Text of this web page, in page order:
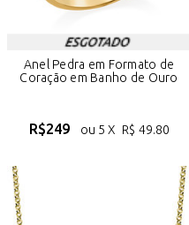
Anel Pedra em Formato de
Coração em Banho de Ouro
R$249 ou 5 X R$ 49.80